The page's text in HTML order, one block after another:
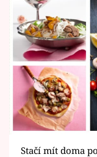
Seriály
Horoskopy
Sledujte
Filmový
Stačí mít doma